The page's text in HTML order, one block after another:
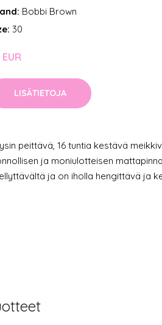
Bobbi Brown
30
LISÄTIETOJA
peittävä, 16 tuntia kestävä
ja moniulotteisen
ja on iholla hengittävä ja